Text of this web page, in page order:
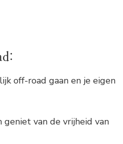
off-road gaan en je eigen
van de vrijheid van